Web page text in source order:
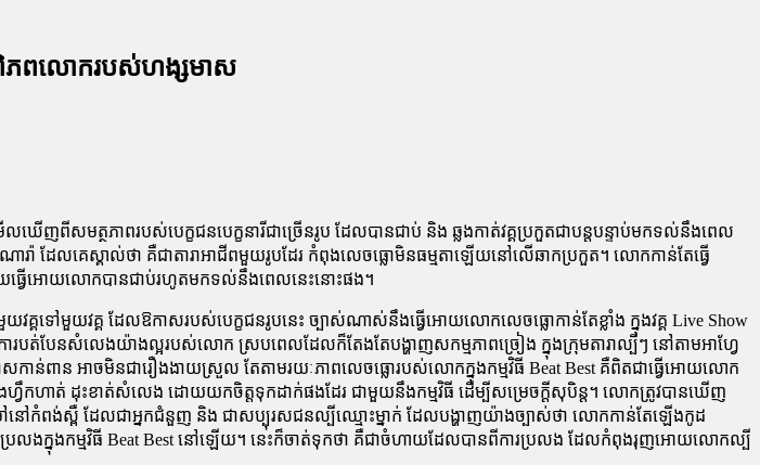
ពិភពលោករបស់ហង្សមាស
ពីសមត្ថភាពរបស់បេក្ខជនបេក្ខនារីជាច្រើនរូប ដែលបានជាប់ និង ឆ្លងកាត់វគ្គប្រកួតជាបន្តបន្ទាប់មកទល់នឹងពេល
ដែលគេស្គាល់ថា គឺជាតារាអាជីពមួយរូបដែរ កំពុងលេចធ្លោមិនធម្មតាឡើយនៅលើឆាកប្រកួត។ លោកកាន់តែធ្វើ
យធ្វើអោយលោកបានជាប់រហូតមកទល់នឹងពេលនេះនោះផង។
ទៅមួយវគ្គ ដែលឱកាសរបស់បេក្ខជនរូបនេះ ច្បាស់ណាស់នឹងធ្វើអោយលោកលេចធ្លោកាន់តែខ្លាំង ក្នុងវគ្គ Live Show
បត់បែនសំលេងយ៉ាងល្អរបស់លោក ស្របពេលដែលក៏តែងតែបង្ហាញសកម្មភាពច្រៀង ក្នុងក្រុមតារាល្បីៗ នៅតាមអាហ្វែ
កាន់ពាន អាចមិនជារឿងងាយស្រួល តែតាមរយៈភាពលេចធ្លោរបស់លោកក្នុងកម្មវិធី Beat Best គឺពិតជាធ្វើអោយលោក
ហ្វឹកហាត់ ដុះខាត់សំលេង ដោយយកចិត្តទុកដាក់ផងដែរ ជាមួយនឹងកម្មវិធី ដើម្បីសម្រេចក្ដីសុបិន្ត។ លោកត្រូវបានឃើញ
ៅកំពង់ស្ពឺ ដែលជាអ្នកជំនួញ និង ជាសប្បុរសជនល្បីឈ្មោះម្នាក់ ដែលបង្ហាញយ៉ាងច្បាស់ថា លោកកាន់តែឡើងកូដ
រប្រលងក្នុងកម្មវិធី Beat Best នៅឡើយ។ នេះក៏ចាត់ទុកថា គឺជាចំហាយដែលបានពីការប្រលង ដែលកំពុងរុញអោយលោកល្បី